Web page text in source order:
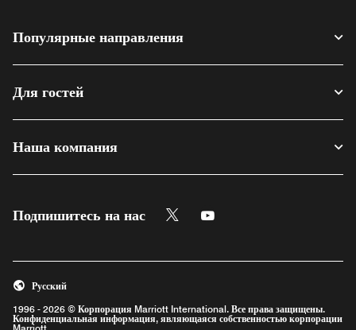
Популярные направления
Для гостей
Наша компания
Подпишитесь на нас Twitter
Opens a new window
Opens a new window
1996 - 2026 © Корпорация Marriott International. Все права защищены.
Конфиденциальная информация, являющаяся собственностью корпорации
Русский